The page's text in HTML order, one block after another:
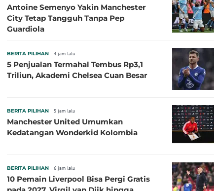
Antoine Semenyo Yakin Manchester
City Tetap Tangguh Tanpa Pep
Guardiola
BERITA PILIHAN 4 jam lalu
5 Penjualan Termahal Tembus Rp3,1
Triliun, Akademi Chelsea Cuan Besar
BERITA PILIHAN 5 jam lalu
Manchester United Umumkan
Kedatangan Wonderkid Kolombia
BERITA PILIHAN 6 jam lalu
10 Pemain Liverpool Bisa Pergi Gratis